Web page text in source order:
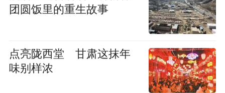
团圆饭里的重生故事
点亮陇西堂 甘肃这抹年
味别样浓